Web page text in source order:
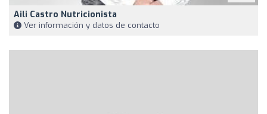
Aili Castro Nutricionista
Ver información y datos de contacto